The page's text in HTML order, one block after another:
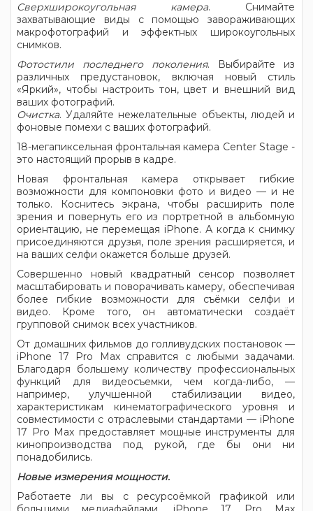
Сверхширокоугольная камера. Снимайте
захватывающие виды с помощью завораживающих
макрофотографий и эффектных широкоугольных
снимков.
Фотостили последнего поколения. Выбирайте из
различных предустановок, включая новый стиль
«Яркий», чтобы настроить тон, цвет и внешний вид
ваших фотографий.
Очистка. Удаляйте нежелательные объекты, людей и
фоновые помехи с ваших фотографий.
18-мегапиксельная фронтальная камера Center Stage -
это настоящий прорыв в кадре.
Новая фронтальная камера открывает гибкие
возможности для компоновки фото и видео — и не
только. Коснитесь экрана, чтобы расширить поле
зрения и повернуть его из портретной в альбомную
ориентацию, не перемещая iPhone. А когда к снимку
присоединяются друзья, поле зрения расширяется, и
на ваших селфи окажется больше друзей.
Совершенно новый квадратный сенсор позволяет
масштабировать и поворачивать камеру, обеспечивая
более гибкие возможности для съёмки селфи и
видео. Кроме того, он автоматически создаёт
групповой снимок всех участников.
От домашних фильмов до голливудских постановок —
iPhone 17 Pro Max справится с любыми задачами.
Благодаря большему количеству профессиональных
функций для видеосъемки, чем когда-либо, —
например, улучшенной стабилизации видео,
характеристикам кинематографического уровня и
совместимости с отраслевыми стандартами — iPhone
17 Pro Max предоставляет мощные инструменты для
кинопроизводства под рукой, где бы они ни
понадобились.
Новые измерения мощности.
Работаете ли вы с ресурсоёмкой графикой или